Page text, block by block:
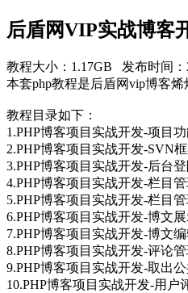
后盾网VIP实战博客
教程大小：1.17GB 发布时间
本套php教程是后盾网vip博客
教程目录如下：
1.PHP博客项目实战开发-项目
2.PHP博客项目实战开发-SVN
3.PHP博客项目实战开发-后台
4.PHP博客项目实战开发-栏目
5.PHP博客项目实战开发-栏目
6.PHP博客项目实战开发-博文
7.PHP博客项目实战开发-博文
8.PHP博客项目实战开发-评论
9.PHP博客项目实战开发-取出
10.PHP博客项目实战开发-用户